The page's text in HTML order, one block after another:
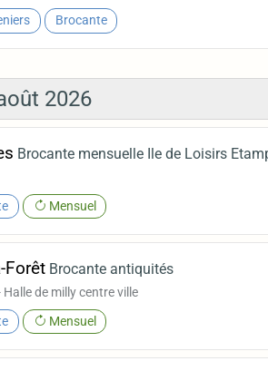
Brocante
2026
Brocante mensuelle Ile de Loisirs
Mensuel
Forêt Brocante antiquités
Halle de milly centre ville
Mensuel